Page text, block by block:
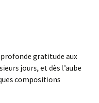
gratitude aux
jours, et dès l’aube
compositions